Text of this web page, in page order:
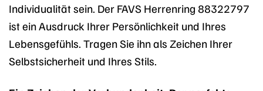
Individualität sein. Der FAVS Herrenring 88322797
ist ein Ausdruck Ihrer Persönlichkeit und Ihres
Lebensgefühls. Tragen Sie ihn als Zeichen Ihrer
Selbstsicherheit und Ihres Stils.